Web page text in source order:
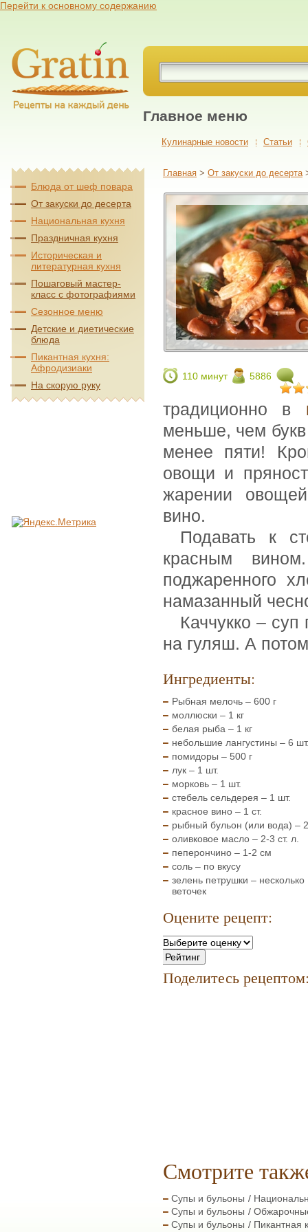
Перейти к основному содержанию
Главное меню
Кулинарные новости Cтатьи
Главная > От закуски до десерта
110 минут 5886
традиционно в
меньше, чем
менее пяти!
овощи и
жарении
вино.
Подавать к
красным
поджаренного
намазанный
Каччукко –
на гуляш. А
Ингредиенты:
Рыбная мелочь – 600 г
моллюски – 1 кг
белая рыба – 1 кг
небольшие лангустины – 6
помидоры – 500 г
лук – 1 шт.
морковь – 1 шт.
стебель сельдерея – 1 шт.
красное вино – 1 ст.
рыбный бульон (или вода) –
оливковое масло – 2-3 ст. л.
пеперончино – 1-2 см
соль – по вкусу
зелень петрушки – несколько
веточек
Оцените рецепт:
Поделитесь
Смотрите
Супы и бульоны
Супы и бульоны
Супы и бульоны
Пикантная
Блюда от шеф повара
От закуски до десерта
Национальная кухня
Праздничная кухня
Историческая и
литературная кухня
Пошаговый мастер-
класс с фотографиями
Сезонное меню
Детские и диетические
блюда
Пикантная кухня:
Афродизиаки
На скорую руку